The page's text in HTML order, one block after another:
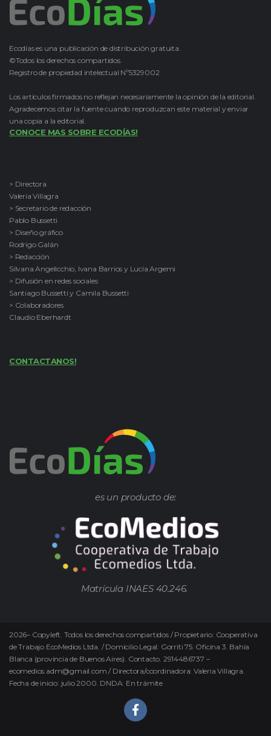
Ecodías es una publicación de distribución gratuita.
©Todos los derechos compartidos.
Registro de propiedad intelectual Nº5329002
Los artículos firmados no reflejan necesariamente la opinión de la editorial.
Agradecemos citar la fuente cuando reproduzcan este material y enviar
una copia a la editorial.
CONOCE MAS SOBRE ECODÍAS!
> Directora
Valeria Villagra
> Secretario de redacción
Pablo Bussetti
> Diseño gráfico
Rodrigo Galán
> Redacción
Silvana Angelicchio, Ivana Barrios y Lucía Argemi
> Difusión en redes sociales
Santiago Bussetti y Camila Bussetti
> Colaboradores
Claudio Eberhardt
CONTACTANOS!
es un producto de:
Matrícula INAES 40.246.
2026– Copyleft. Todos los derechos compartidos / Propietario: Cooperativa
de Trabajo EcoMedios Ltda. / Domicilio Legal: Gorriti 75. Oficina 3. Bahía
Blanca (provincia de Buenos Aires). Contacto. 2914486737 –
ecomedios.adm@gmail.com / Directora/coordinadora: Valeria Villagra.
Fecha de inicio: julio 2000. DNDA: En trámite